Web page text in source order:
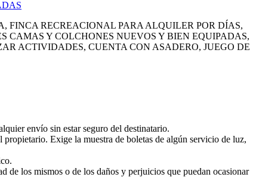
FINCA RECREACIONAL PARA ALQUILER POR DÍAS,
CAMAS Y COLCHONES NUEVOS Y BIEN EQUIPADAS,
ACTIVIDADES, CUENTA CON ASADERO, JUEGO DE
envío sin estar seguro del destinatario.
Exige la muestra de boletas de algún servicio de luz,
de los mismos o de los daños y perjuicios que puedan ocasionar